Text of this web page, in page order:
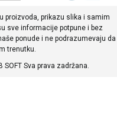
proizvoda, prikazu slika i samim
sve informacije potpune i bez
ponude i ne podrazumevaju da
trenutku.
SOFT Sva prava zadržana.